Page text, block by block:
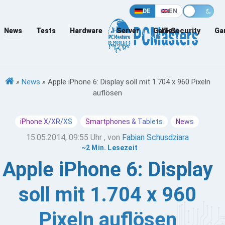
DE EN
News Tests Hardware Server Games
IT-Security
» News » Apple iPhone 6: Display soll mit 1.704 x 960 Pixeln
auflösen
iPhone X/XR/XS Smartphones & Tablets News
15.05.2014, 09:55 Uhr , von Fabian Schusdziara
~2 Min. Lesezeit
Apple iPhone 6: Display
soll mit 1.704 x 960
Pixeln auflösen